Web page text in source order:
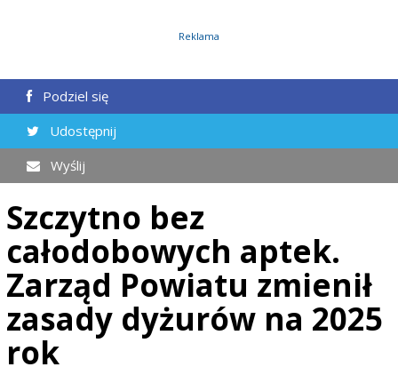
Reklama
Podziel się
Udostępnij
Wyślij
Szczytno bez
całodobowych aptek.
Zarząd Powiatu zmienił
zasady dyżurów na 2025
rok